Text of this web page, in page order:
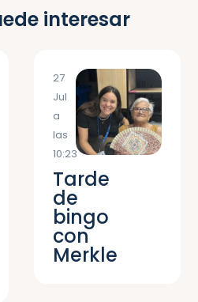
interesar
27
Jul
a
las
10:23
Tarde
de
bingo
con
Merkle